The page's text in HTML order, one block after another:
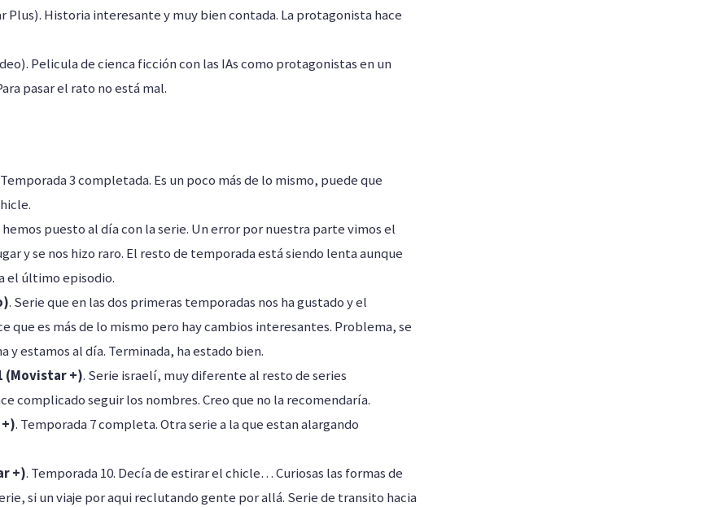
Plus). Historia interesante y muy bien contada. La protagonista hace
Pelicula de cienca ficción con las IAs como protagonistas en un
pasar el rato no está mal.
3 completada. Es un poco más de lo mismo, puede que
hemos puesto al día con la serie. Un error por nuestra parte vimos el
y se nos hizo raro. El resto de temporada está siendo lenta aunque
el último episodio.
. Serie que en las dos primeras temporadas nos ha gustado y el
que es más de lo mismo pero hay cambios interesantes. Problema, se
y estamos al día. Terminada, ha estado bien.
(Movistar +). Serie israelí, muy diferente al resto de series
complicado seguir los nombres. Creo que no la recomendaría.
. Temporada 7 completa. Otra serie a la que estan alargando
+). Temporada 10. Decía de estirar el chicle… Curiosas las formas de
si un viaje por aqui reclutando gente por allá. Serie de transito hacia